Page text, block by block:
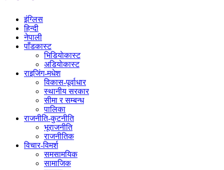
इंग्लिस
हिन्दी
नेपाली
पाँडकास्ट
भिडियाेकास्ट
अडियाेकास्ट
राइजिंग-मधेश
विकास-पूर्वाधार
स्थानीय सरकार
सीमा र सम्बन्ध
पालिका
राजनीति-कुटनीति
भूराजनीति
राजनीतिक
विचार-विमर्श
समसामयिक
सामाजिक